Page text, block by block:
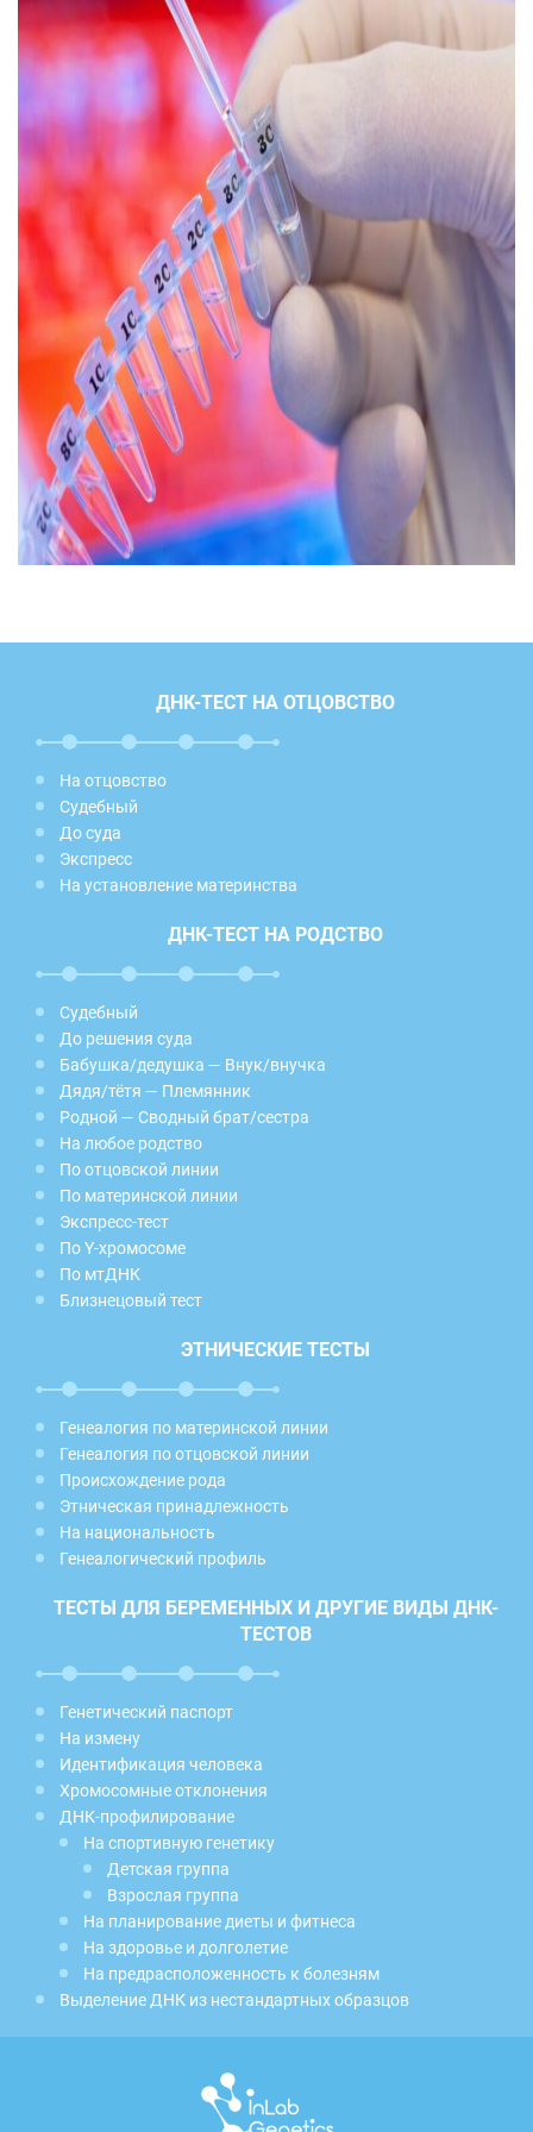
ДНК-ТЕСТ НА ОТЦОВСТВО
На отцовство
Судебный
До суда
Экспресс
На установление материнства
ДНК-ТЕСТ НА РОДСТВО
Судебный
До решения суда
Бабушка/дедушка — Внук/внучка
Дядя/тётя — Племянник
Родной — Сводный брат/сестра
На любое родство
По отцовской линии
По материнской линии
Экспресс-тест
По Y-хромосоме
По мтДНК
Близнецовый тест
ЭТНИЧЕСКИЕ ТЕСТЫ
Генеалогия по материнской линии
Генеалогия по отцовской линии
Происхождение рода
Этническая принадлежность
На национальность
Генеалогический профиль
ТЕСТЫ ДЛЯ БЕРЕМЕННЫХ И ДРУГИЕ ВИДЫ ДНК-
ТЕСТОВ
Генетический паспорт
На измену
Идентификация человека
Хромосомные отклонения
ДНК-профилирование
На спортивную генетику
Детская группа
Взрослая группа
На планирование диеты и фитнеса
На здоровье и долголетие
На предрасположенность к болезням
Выделение ДНК из нестандартных образцов